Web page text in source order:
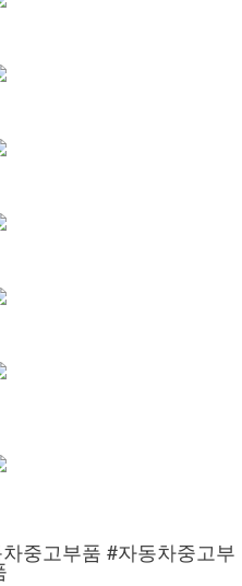
중고부품 #자동차중고부